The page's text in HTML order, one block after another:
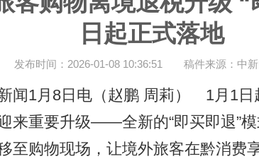
日起正式落地
发布时间：2026-01-08 10:36:51 稿件来源：中
1月8日电（赵鹏 周莉） 1月1日
来重要升级——全新的“即买即退”
至购物现场，让境外旅客在黔消费